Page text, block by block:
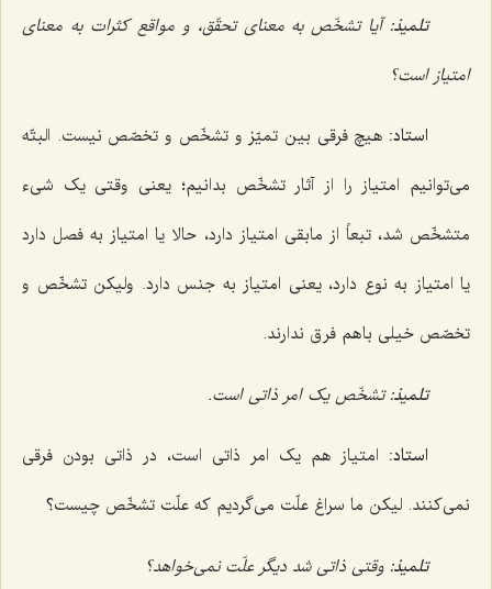
تلمیذ:آیا تشخّص به معنای تحقّق، و مواقع کثرات به معنای
امتیاز است؟
استاد: هیچ فرقی بین تمیّز و تشخّص و تخصّص نیست. البتّه
می‌توانیم امتیاز را از آثار تشخّص بدانیم؛ یعنی وقتی یک شیء
متشخّص شد، تبعاً از مابقی امتیاز دارد، حالا یا امتیاز به فصل دارد
یا امتیاز به نوع دارد، یعنی امتیاز به جنس دارد. ولیکن تشخّص و
تخصّص خیلی با هم فرق ندارند.
تلمیذ:تشخّص یک امر ذاتی است.
استاد: امتیاز هم یک امر ذاتی است، در ذاتی بودن فرقی
نمی‌کنند. لیکن ما سراغ علّت می‌گردیم که علّت تشخّص چیست؟
تلمیذ: وقتی ذاتی شد دیگر علّت نمی‌خواهد؟